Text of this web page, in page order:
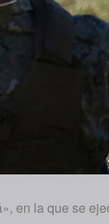
en la que se